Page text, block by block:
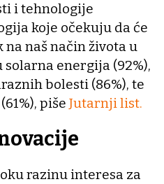
i tehnologije
koje očekuju da će
naš način života u
energija (92%),
bolesti (86%), te
piše Jutarnji list.
razinu interesa za